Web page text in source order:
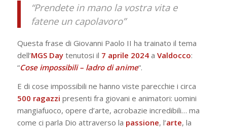
“Prendete in mano la vostra vita e
fatene un capolavoro”
Questa frase di Giovanni Paolo II ha trainato il tema
dell’MGS Daytenutosi il 7 aprile 2024a Valdocco:
“Cose impossibili – ladro di anime“.
E di cose impossibili ne hanno viste parecchie i circa
500 ragazzi presenti fra giovani e animatori: uomini
mangiafuoco, opere d’arte, acrobazie incredibili… ma
come ci parla Dio attraverso la passione, l’arte, la